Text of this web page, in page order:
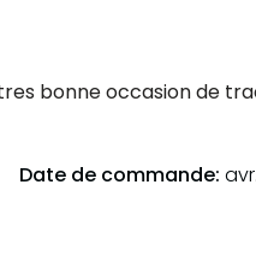
bonne occasion de
Date de commande: